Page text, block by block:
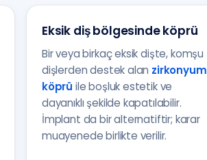
Eksik diş bölgesinde köprü
Bir veya birkaç eksik dişte, komşu
dişlerden destek alan zirkonyum
köprü ile boşluk estetik ve
dayanıklı şekilde kapatılabilir.
İmplant da bir alternatiftir; karar
muayenede birlikte verilir.